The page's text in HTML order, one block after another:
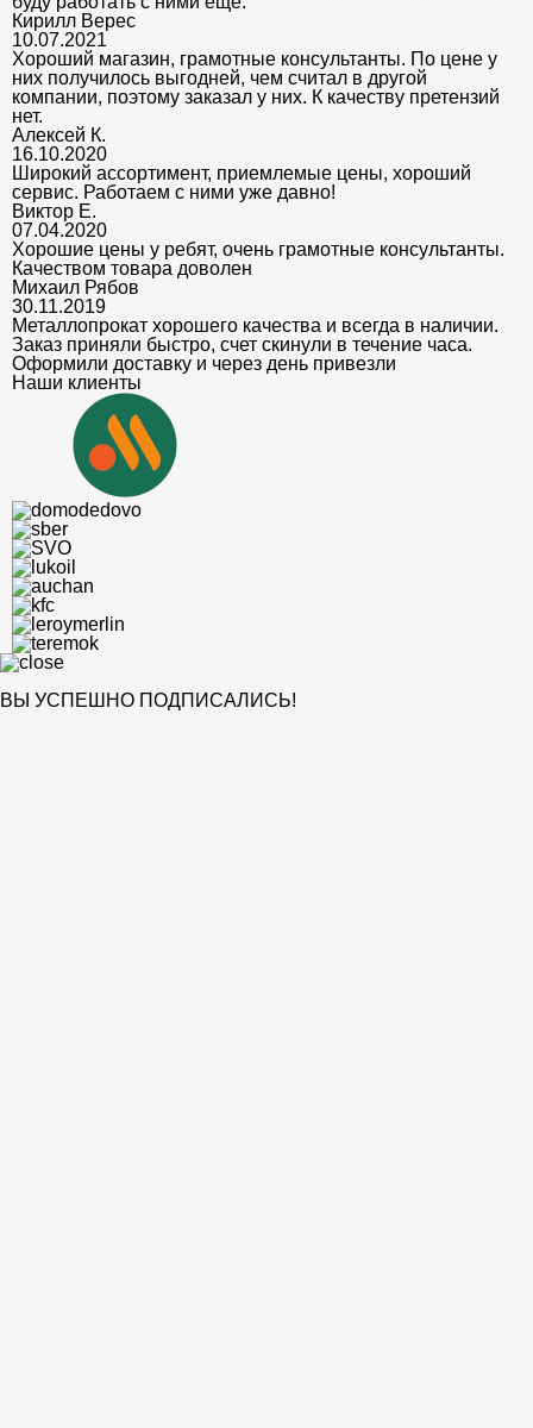
Кирилл Верес
10.07.2021
Хороший магазин, грамотные консультанты. По цене у
них получилось выгодней, чем считал в другой
компании, поэтому заказал у них. К качеству претензий
нет.
Алексей К.
16.10.2020
Широкий ассортимент, приемлемые цены, хороший
сервис. Работаем с ними уже давно!
Виктор Е.
07.04.2020
Хорошие цены у ребят, очень грамотные консультанты.
Качеством товара доволен
Михаил Рябов
30.11.2019
Металлопрокат хорошего качества и всегда в наличии.
Заказ приняли быстро, счет скинули в течение часа.
Оформили доставку и через день привезли
Наши клиенты
ВЫ УСПЕШНО ПОДПИСАЛИСЬ!